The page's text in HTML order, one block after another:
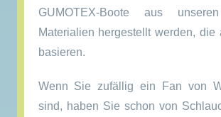
GUMOTEX-Boote aus
Materialien hergestellt werden, die
basieren.
Wenn Sie zufällig ein Fan von
sind, haben Sie schon von